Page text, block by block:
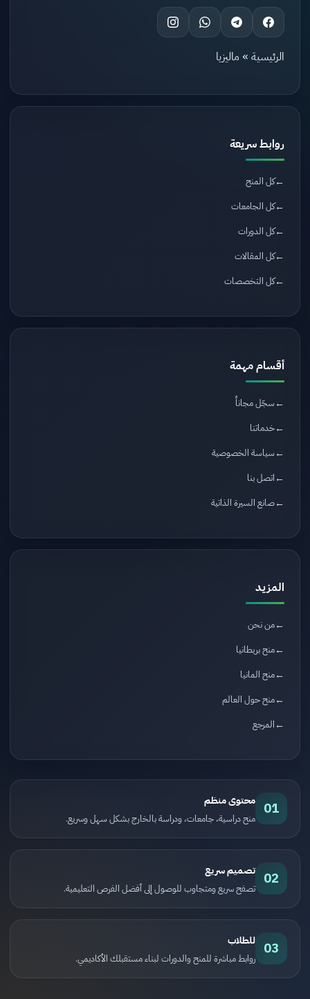
الرئيسية » ماليزيا
روابط سريعة
كل المنح
كل الجامعات
كل الدورات
كل المقالات
كل التخصصات
أقسام مهمة
سجّل مجاناً
خدماتنا
سياسة الخصوصية
اتصل بنا
صانع السيرة الذاتية
المزيد
من نحن
منح بريطانيا
منح المانيا
منح حول العالم
المرجع
01 محتوى منظم
منح دراسية، جامعات، ودراسة بالخارج بشكل سهل وسريع.
02 تصميم سريع
تصفح سريع ومتجاوب للوصول إلى أفضل الفرص التعليمية.
03 للطلاب
روابط مباشرة للمنح والدورات لبناء مستقبلك الأكاديمي.